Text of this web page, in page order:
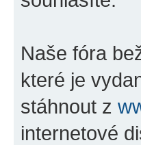
Naše fóra
které je
stáhnout z
internetové